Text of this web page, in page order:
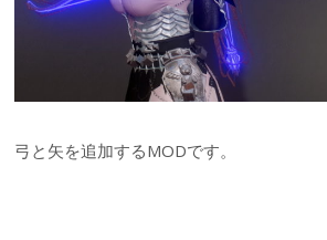
弓と矢を追加するMODです。